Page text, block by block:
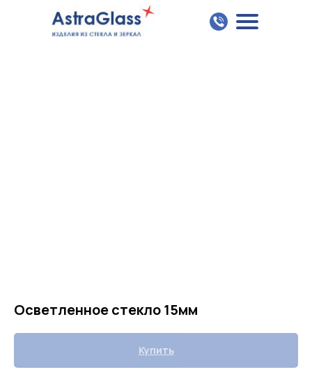
Осветленное стекло 15мм
Купить